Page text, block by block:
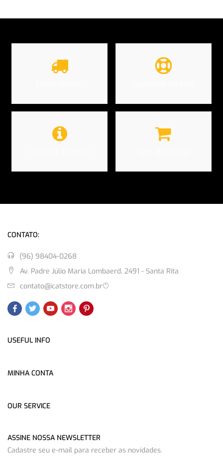
CONTATO:
(96) 98404-0268
Av. Padre Júlio Maria Lombaerd, 2491 - Santa Rita
contato@icatstore.com.br
USEFUL INFO
MINHA CONTA
OUR SERVICE
ASSINE NOSSA NEWSLETTER
Cadastre seu e-mail para receber as novidades.